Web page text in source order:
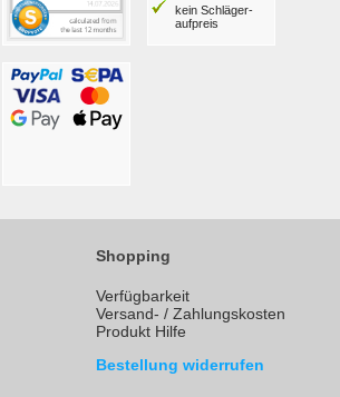
kein Schläger­
aufpreis
Shopping
Verfügbarkeit
Versand- / Zahlungskosten
Produkt Hilfe
Bestellung widerrufen